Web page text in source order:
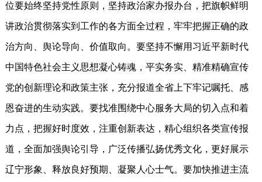
位要始终坚持党性原则，坚持政治家办报办台，把旗帜鲜明
讲政治贯彻落实到工作的各方面全过程，牢牢把握正确的政
治方向、舆论导向、价值取向。要坚持不懈用习近平新时代
中国特色社会主义思想凝心铸魂，平实务实、精准精确宣传
党的创新理论和政策主张，充分报道全省上下牢记嘱托、感
恩奋进的生动实践。要找准围绕中心服务大局的切入点和着
力点，把握好时度效，注重创新表达，精心组织各类宣传报
道，全面加强舆论引导，广泛传播弘扬优秀文化，更好展示
辽宁形象、释放良好预期、凝聚人心士气。要加快推进主流